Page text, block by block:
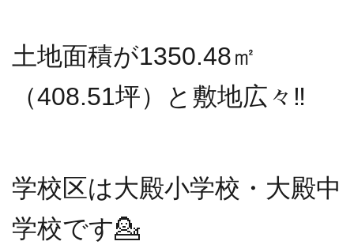
土地面積が1350.48㎡
（408.51坪）と敷地広々‼️
学校区は大殿小学校・大殿中
学校です💁